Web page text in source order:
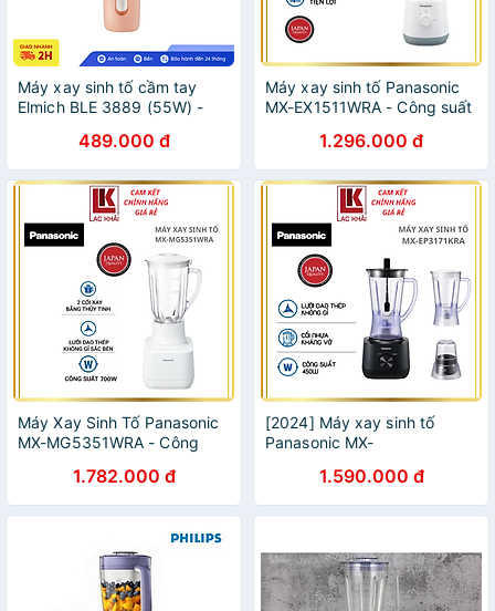
Máy xay sinh tố cầm tay
Elmich BLE 3889 (55W) -
489.000 đ
Máy xay sinh tố Panasonic
MX-EX1511WRA - Công suất
1.5L và 1 cối xay khô 50g -
Lưỡi dao thép không gỉ - 2
tốc độ xay và nhồi - Hàng
chính hãng - Bảo hành chính
hãng 12 tháng
1.296.000 đ
Máy Xay Sinh Tố Panasonic
MX-MG5351WRA - Công
Lưỡi dao thép không gỉ- cối
xay thủy tinh - Xay đá mịn -
Hàng Chính Hãng - Bảo
1.782.000 đ
[2024] Máy xay sinh tố
Panasonic MX-
Lưỡi dao thép không gỉ, Kèm
cối phụ, xay khô - Hàng
chính hãng
1.590.000 đ